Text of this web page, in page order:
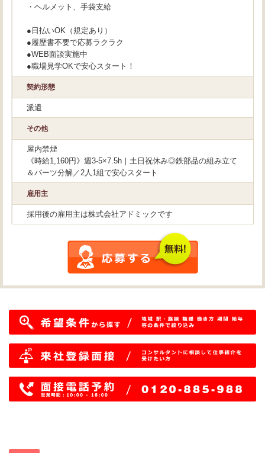
・ヘルメット、手袋支給
●日払いOK（規定あり）
●履歴書不要で応募ラクラク
●WEB面談実施中
●職場見学OKで安心スタート！
契約形態
派遣
その他
屋内禁煙
《時給1,160円》週3-5×7.5h｜土日祝休み◎鉄部品の組み立て
＆パーツ分解／2人1組で安心スタート
雇用主
採用後の雇用主は株式会社アドミックです